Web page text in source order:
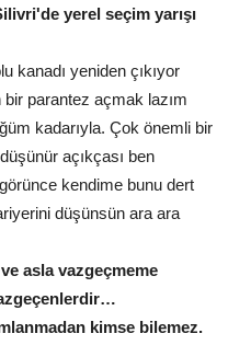
yerel seçim yarışı
kanadı yeniden çıkıyor
parantez açmak lazım
kadarıyla. Çok önemli bir
açıkçası ben
kendime bunu dert
düşünsün ara ara
asla vazgeçmeme
kimse bilemez.